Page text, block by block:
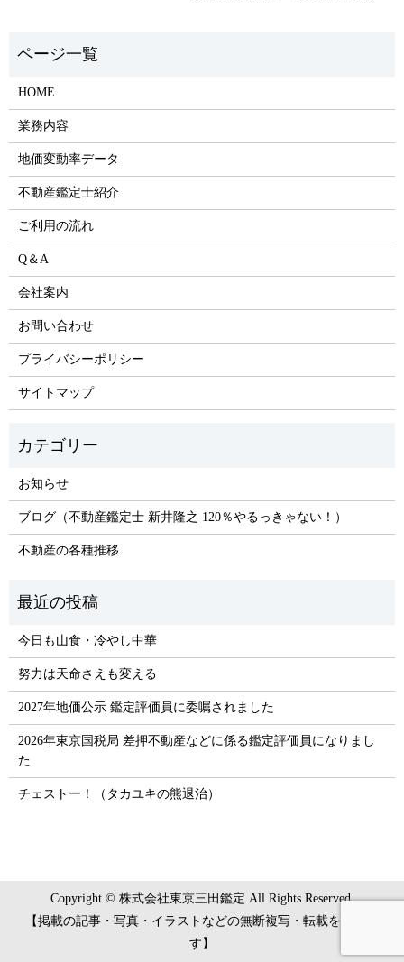
HOME
業務内容
地価変動率データ
不動産鑑定士紹介
ご利用の流れ
Q＆A
会社案内
お問い合わせ
プライバシーポリシー
サイトマップ
お知らせ
ブログ（不動産鑑定士 新井隆之 120％やるっきゃない！）
不動産の各種推移
今日も山食・冷やし中華
努力は天命さえも変える
2027年地価公示 鑑定評価員に委嘱されました
2026年東京国税局 差押不動産などに係る鑑定評価員になりまし
た
チェストー！（タカユキの熊退治）
Copyright © 株式会社東京三田鑑定 All Rights Reserved.
【掲載の記事・写真・イラストなどの無断複写・転載を禁じま
す】